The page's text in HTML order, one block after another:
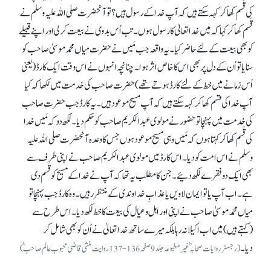
کی قَسم کھا کر کہہ سکتے ہیں کہ آپ خدا کے رسول ہیں؟ تو آنحضرت صلی اللہ علیہ وسلم نے
قَسم کھا کر کہا کہ میں خدا تعالیٰ کا رسول ہوں۔ تب اُس بدوی نے بیعت کر لی اور اپنے قبیلے
کو بھی بیعت کے لئے حاضر کیا۔ یہ واقعہ جب مَیں نے حضرت میاں محمد موسیٰ صاحب کو
سنایا تو اُن کے دل پر بھی اس کا خاص اثر ہوا۔ چنانچہ انہوں نے اس وقت ایک کارڈ (یعنی
اُس زمانے میں خط کے لئے کارڈ ہوتے تھے) حضرت صاحب کی خدمت میں لکھا کہ کیا
آپ خدا کی قسم کھا کر کہہ سکتے ہیں کہ آپ مسیح موعود ہیں۔ یہ کارڈ جب حضرت صاحب
کی خدمت میں پہنچا تو حضور نے مولوی عبدالکریم صاحب کو حکم دیا۔ لکھ دو کہ مَیں خدا
کی قَسم کھا کر کہتا ہوں کہ مَیں وہی مسیح موعود ہوں جس کا وعدہ آنحضرت صلی اللہ علیہ
وسلم نے اس امت کو دیا۔ اس کارڈ میں مولوی عبدالکریم صاحب نے اپنی طرف سے
بھی ایک دو فقرے لکھ دئیے۔ جن کا مطلب یہ تھا کہ آپ نے خدا کے مسیح کو قَسم دی
ہے۔ اب آپ یا تو ایمان لاویں یا عذابِ خداوندی کے منتظر رہیں۔ وہ کارڈ جب پہنچا تو
میاں محمد موسیٰ صاحب نے اپنی اور اہل و عیال کی بیعت کا خط لکھ دیا۔ اس طرح سے
(کہتے ہیں ) میں اب اکیلا نہ رہا بلکہ میرے ساتھ خدا تعالیٰ نے اُن کو بھی شامل کر
دیا۔(رجسٹر روایات صحابہؓ غیر مطبوعہ جلد9صفحہ136-137روایت منشی قاضی محبوب عالم صاحبؓ)